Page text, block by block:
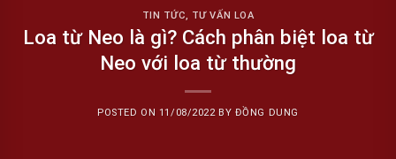
TIN TỨC, TƯ VẤN LOA
Loa từ Neo là gì? Cách phân biệt loa từ
Neo với loa từ thường
POSTED ON 11/08/2022BY ĐỒNG DUNG